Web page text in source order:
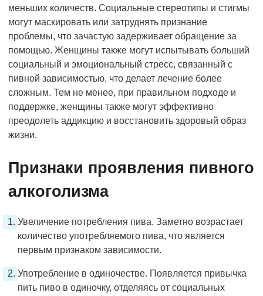
меньших количеств. Социальные стереотипы и стигмы
могут маскировать или затруднять признание
проблемы, что зачастую задерживает обращение за
помощью. Женщины также могут испытывать больший
социальный и эмоциональный стресс, связанный с
пивной зависимостью, что делает лечение более
сложным. Тем не менее, при правильном подходе и
поддержке, женщины также могут эффективно
преодолеть аддикцию и восстановить здоровый образ
жизни.
Признаки проявления пивного
алкоголизма
Увеличение потребления пива. Заметно возрастает
количество употребляемого пива, что является
первым признаком зависимости.
Употребление в одиночестве. Появляется привычка
пить пиво в одиночку, отделяясь от социальных